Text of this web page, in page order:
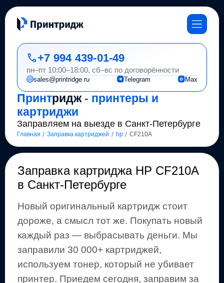
Принтридж- принтеры и
картриджи
Заправляем на выезде в Санкт-Петербурге
Главная / Заправка картриджей / hp / CF210A
+7 994 439-01-49
пн–пт 10:00–18:00, сб–вс по договорённости
sales@printridge.ru Telegram Max
Заправка картриджа HP CF210A
в Санкт-Петербурге
Новый оригинальный картридж стоит
дороже, а смысл тот же. Покупать новый
каждый раз — выбрасывать деньги. Мы
заправили 30 000+ картриджей,
используем тонер, который не убивает
принтер. Приедем сегодня, заправим за